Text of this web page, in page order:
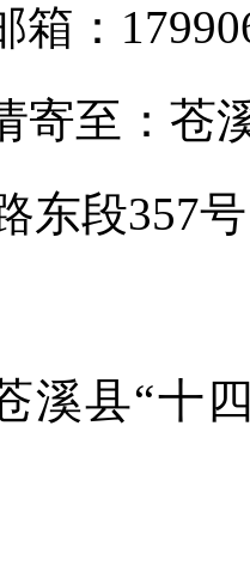
箱：
寄至：苍
东段357
溪县“十